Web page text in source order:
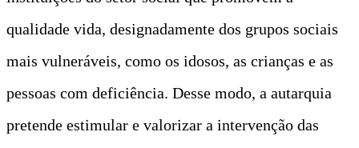
qualidade vida, designadamente dos grupos sociais
mais vulneráveis, como os idosos, as crianças e as
pessoas com deficiência. Desse modo, a autarquia
pretende estimular e valorizar a intervenção das